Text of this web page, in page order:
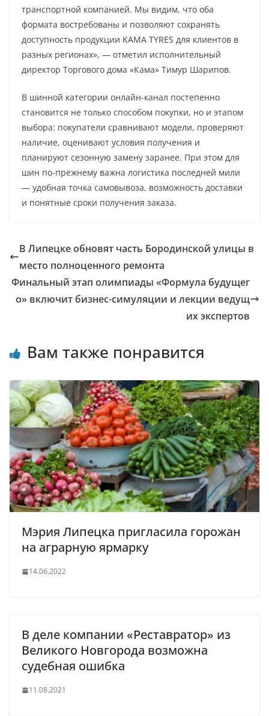
транспортной компанией. Мы видим, что оба
формата востребованы и позволяют сохранять
доступность продукции KAMA TYRES для клиентов в
разных регионах», — отметил исполнительный
директор Торгового дома «Кама» Тимур Шарипов.
В шинной категории онлайн-канал постепенно
становится не только способом покупки, но и этапом
выбора: покупатели сравнивают модели, проверяют
наличие, оценивают условия получения и
планируют сезонную замену заранее. При этом для
шин по-прежнему важна логистика последней мили
— удобная точка самовывоза, возможность доставки
и понятные сроки получения заказа.
В Липецке обновят часть Бородинской улицы в
место полноценного ремонта
Финальный этап олимпиады «Формула будущег
о» включит бизнес-симуляции и лекции ведущ
их экспертов
Вам также понравится
Мэрия Липецка пригласила горожан
на аграрную ярмарку
14.06.2022
В деле компании «Реставратор» из
Великого Новгорода возможна
судебная ошибка
11.08.2021